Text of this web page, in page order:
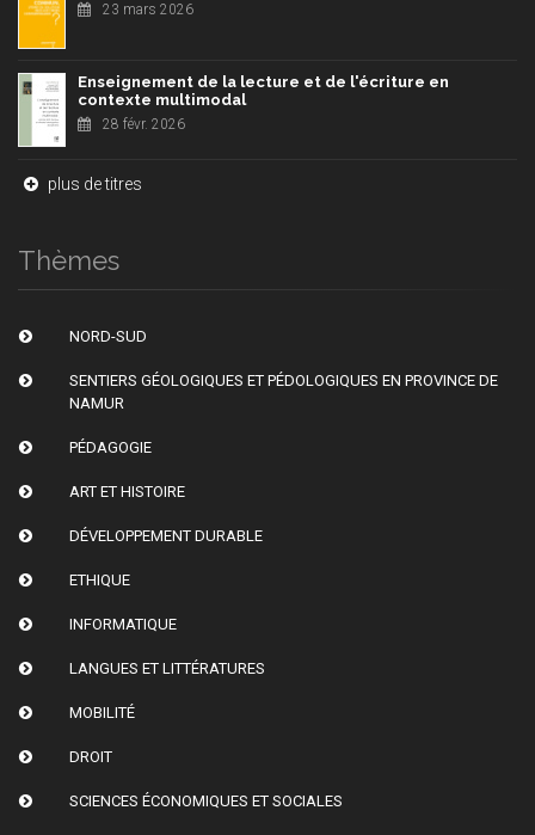
23 mars 2026
Enseignement de la lecture et de l'écriture en
contexte multimodal
28 févr. 2026
plus de titres
Thèmes
NORD-SUD
SENTIERS GÉOLOGIQUES ET PÉDOLOGIQUES EN PROVINCE DE
NAMUR
PÉDAGOGIE
ART ET HISTOIRE
DÉVELOPPEMENT DURABLE
ETHIQUE
INFORMATIQUE
LANGUES ET LITTÉRATURES
MOBILITÉ
DROIT
SCIENCES ÉCONOMIQUES ET SOCIALES